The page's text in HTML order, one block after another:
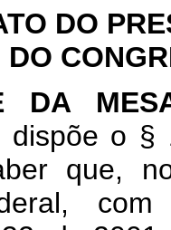
DO
DO
DA
dispõe o §
que,